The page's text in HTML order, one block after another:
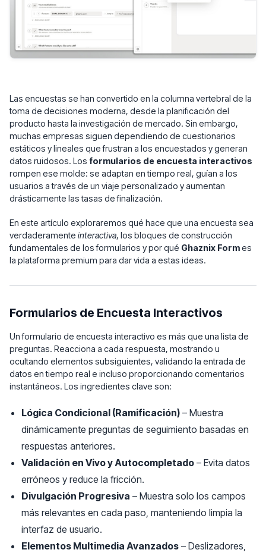
Las encuestas se han convertido en la columna vertebral de la
toma de decisiones moderna, desde la planificación del
producto hasta la investigación de mercado. Sin embargo,
muchas empresas siguen dependiendo de cuestionarios
estáticos y lineales que frustran a los encuestados y generan
datos ruidosos. Los formularios de encuesta interactivos
rompen ese molde: se adaptan en tiempo real, guían a los
usuarios a través de un viaje personalizado y aumentan
drásticamente las tasas de finalización.
En este artículo exploraremos qué hace que una encuesta sea
verdaderamente interactiva, los bloques de construcción
fundamentales de los formularios y por qué Ghaznix Formes
la plataforma premium para dar vida a estas ideas.
Formularios de Encuesta Interactivos
Un formulario de encuesta interactivo es más que una lista de
preguntas. Reacciona a cada respuesta, mostrando u
ocultando elementos subsiguientes, validando la entrada de
datos en tiempo real e incluso proporcionando comentarios
instantáneos. Los ingredientes clave son:
Lógica Condicional (Ramificación) – Muestra
dinámicamente preguntas de seguimiento basadas en
respuestas anteriores.
Validación en Vivo y Autocompletado – Evita datos
erróneos y reduce la fricción.
Divulgación Progresiva – Muestra solo los campos
más relevantes en cada paso, manteniendo limpia la
interfaz de usuario.
Elementos Multimedia Avanzados – Deslizadores,